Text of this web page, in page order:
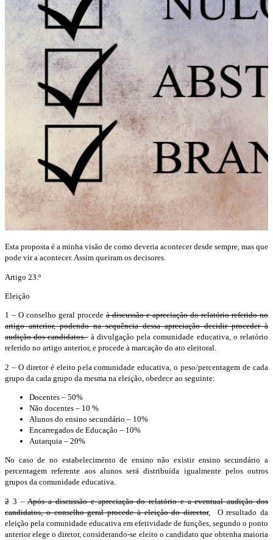
Esta proposta é a minha visão de como deveria acontecer desde sempre, mas que
pode vir a acontecer. Assim queiram os decisores.
Artigo 23.º
Eleição
1 – O conselho geral procede à discussão e apreciação do relatório referido no
artigo anterior, podendo na sequência dessa apreciação decidir proceder à
audição dos candidatos.à divulgação pela comunidade educativa, o relatório
referido no artigo anterior, e procede à marcação do ato eleitoral.
2 – O diretor é eleito pela comunidade educativa, o peso/percentagem de cada
grupo da cada grupo da mesma na eleição, obedece ao seguinte:
Docentes – 50%
Não docentes – 10 %
Alunos do ensino secundário – 10%
Encarregados de Educação – 10%
Autarquia – 20%
No caso de no estabelecimento de ensino não existir ensino secundário a
percentagem referente aos alunos será distribuída igualmente pelos outros
grupos da comunidade educativa.
2 3 –Após a discussão e apreciação do relatório e a eventual audição dos
candidatos, o conselho geral procede à eleição do director, O resultado da
eleição pela comunidade educativa em efetividade de funções, segundo o ponto
anterior elege o diretor, considerando-se eleito o candidato que obtenha maioria